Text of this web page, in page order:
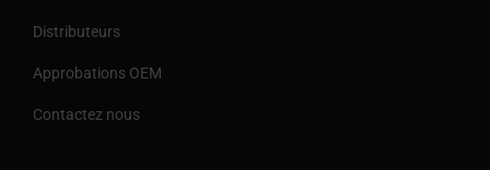
Distributeurs
Approbations OEM
Contactez nous